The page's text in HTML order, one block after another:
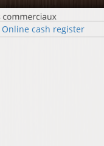
Online cash register